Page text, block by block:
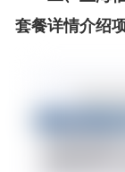
套餐详情介绍